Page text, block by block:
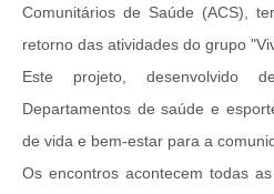
Comunitários de Saúde (ACS),
retorno das atividades do grupo
Este projeto, desenvolvido
Departamentos de saúde e
de vida e bem-estar para a
Os encontros acontecem todas